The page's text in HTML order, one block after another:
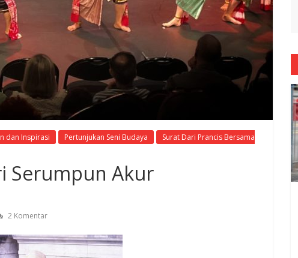
dan Inspirasi Pertunjukan Seni Budaya
Surat Dari Prancis Bersama
Serumpun Akur
2 Komentar